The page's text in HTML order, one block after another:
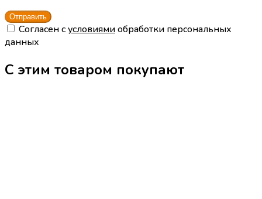
Cогласен сусловиямиобработки персональных
данных
С этим товаром покупают